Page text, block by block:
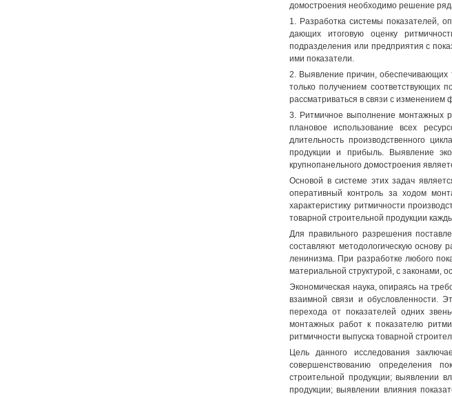
домостроения необходимо решение
1. Разработка системы показателей,
дающих итоговую оценку
подразделения или предприятия с
ими показатели.
2. Выявление причин, обеспечивающих
только получением соответствующих
рассматриваться в связи с
3. Ритмичное выполнение монтажных
плановое использование всех
длительность производственного
продукции и прибыль. Выявление
крупнопанельного домостроения
Основой в системе этих задач
оперативный контроль за ходом
характеристику ритмичности
товарной строительной продукции
Для правильного разрешения
составляют методологическую основу
ленинизма. При разработке любого
материальной структурой, с законами,
Экономическая наука, опираясь на
взаимной связи и обусловленности.
перехода от показателей одних
монтажных работ к показателю
ритмичности выпуска товарной
Цель данного исследования
совершенствованию определения
строительной продукции; выявлении
продукции; выявлении влияния